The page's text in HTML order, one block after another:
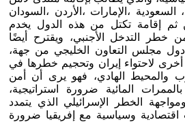
،الإمارات ،الأردن ،السودان
ثم إقامة تكتل من هذه الدول يخدم
خطر التدخل الأجنبي، ويقترح أيضًا
دول مجلس التعاون الخليجي من جهة،
لاحتواء إيران وتحجيم خطرها في
والمحيط الهادي، فهو يرى أن أمن
المائية ضرورة استراتيجية،
الخطر الإسرائيلي الذي يتمدد
وسياسية مع إفريقيا ضرورة